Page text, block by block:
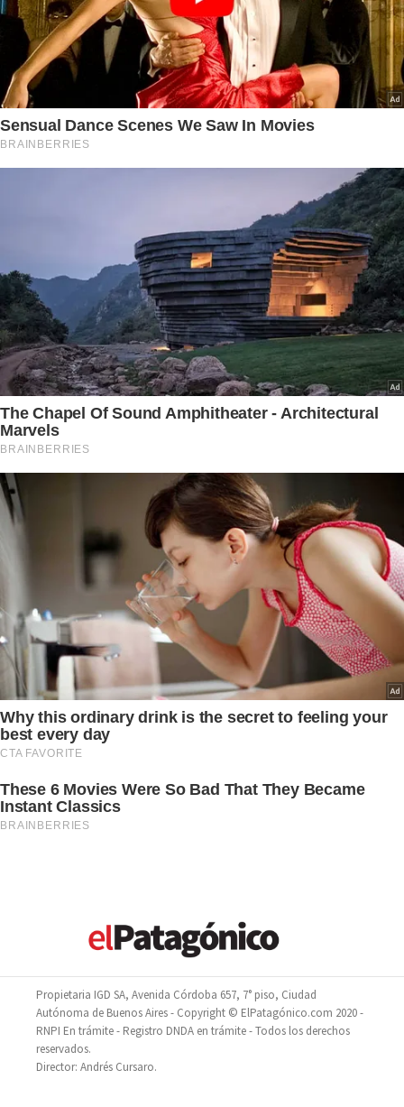
Propietaria IGD SA, Avenida Córdoba 657, 7° piso, Ciudad
Autónoma de Buenos Aires - Copyright © ElPatagónico.com 2020 -
RNPI En trámite - Registro DNDA en trámite - Todos los derechos
reservados.
Director: Andrés Cursaro.